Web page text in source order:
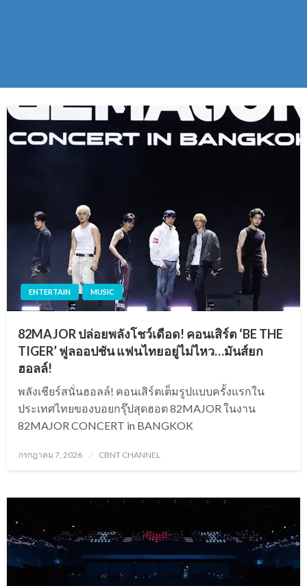
ENTERTAIN MUSIC
82MAJOR ปล่อยพลังโชว์เดือด! คอนเสิร์ต ‘BE THE
TIGER’ ฟูลออปชัน แฟนไทยอยู่ไม่ไหว…มันส์ยก
ฮอลล์!
พลังเชียร์สนั่นฮอลล์! คอนเสิร์ตเต็มรูปแบบครั้งแรกใน
ประเทศไทยของบอยกรุ๊ปสุดฮอต 82MAJOR ในงาน
82MAJOR CONCERT in BANGKOK
Posted
กรกฎาคม 7, 2026 CBNT CHANNEL